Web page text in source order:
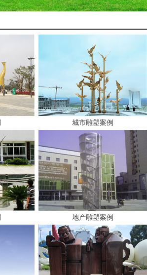
城市雕塑案例
地产雕塑案例